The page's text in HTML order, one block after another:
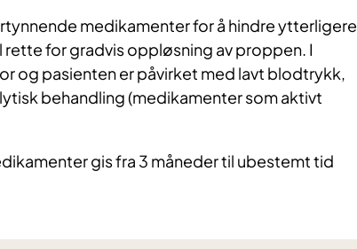
medikamenter for å hindre ytterligere
for gradvis oppløsning av proppen. I
og pasienten er påvirket med lavt blodtrykk,
behandling (medikamenter som aktivt
gis fra 3 måneder til ubestemt tid